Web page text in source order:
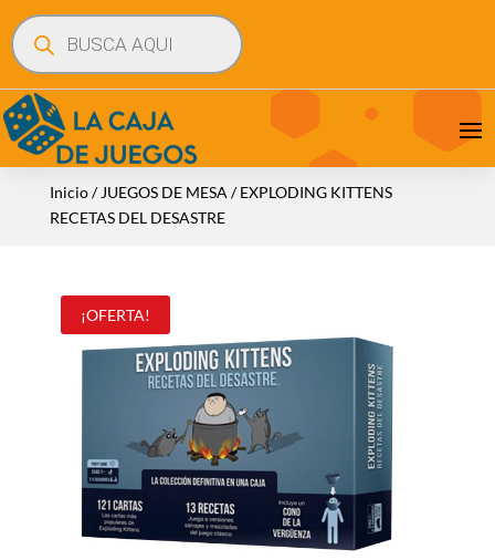
Búsqueda
de
productos
Inicio/ JUEGOS DE MESA / EXPLODING KITTENS
RECETAS DEL DESASTRE
¡OFERTA!